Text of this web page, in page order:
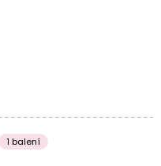
1 balení